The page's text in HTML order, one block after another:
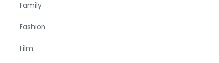
Family
Fashion
Film